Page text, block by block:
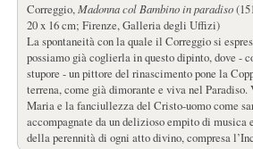
Correggio,Madonna col Bambino in paradiso
20 x 16 cm; Firenze, Galleria degli Uffizi)
La spontaneità con la quale il Correggio si
possiamo già coglierla in questo dipinto, dove -
stupore - un pittore del rinascimento pone la
terrena, come già dimorante e viva nel
Maria e la fanciullezza del Cristo-uomo come
accompagnate da un delizioso empito di
della perennità di ogni atto divino, compresa